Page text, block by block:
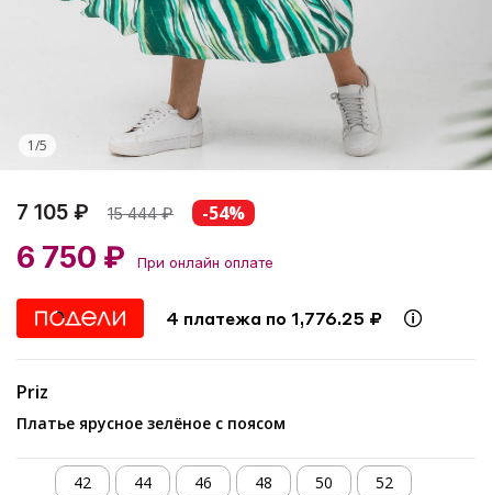
1/5
7 105 ₽ 15 444₽ -54%
6 750 ₽ При онлайн оплате
4 платежа по 1,776.25 ₽
Priz
Платье ярусное зелёное с поясом
42 44 46 48 50
52